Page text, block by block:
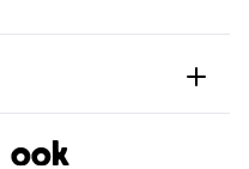
manier om
te bieden. Met de
in een handomdraai
ook